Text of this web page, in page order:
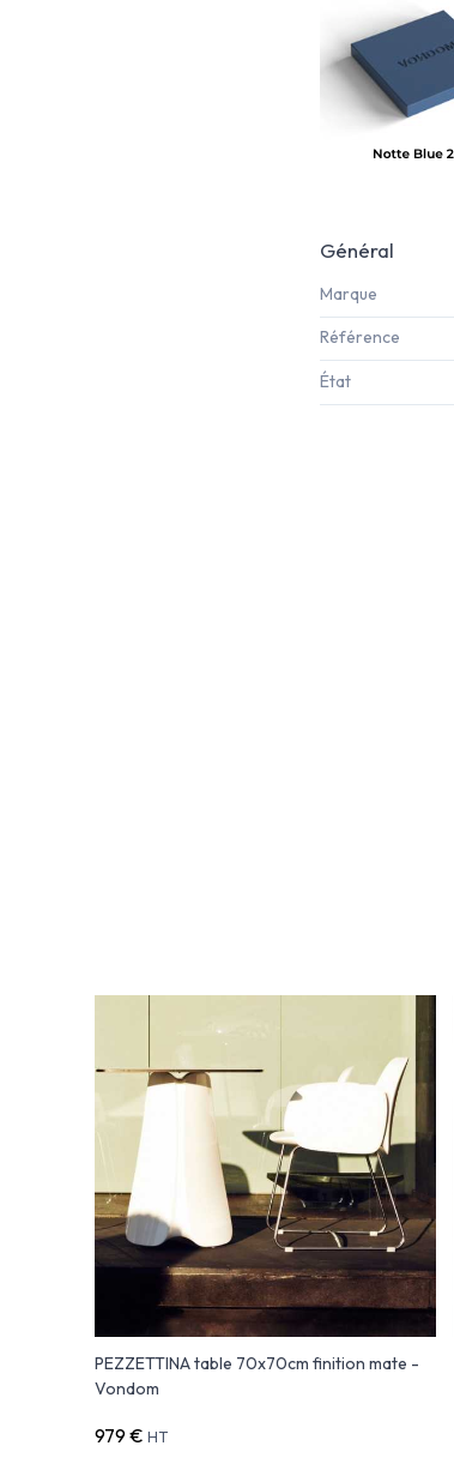
Général
Marque
Référence
État
PEZZETTINA table 70x70cm finition mate -
Vondom
979 € HT